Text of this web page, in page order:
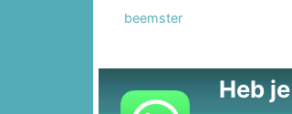
beemster
Heb